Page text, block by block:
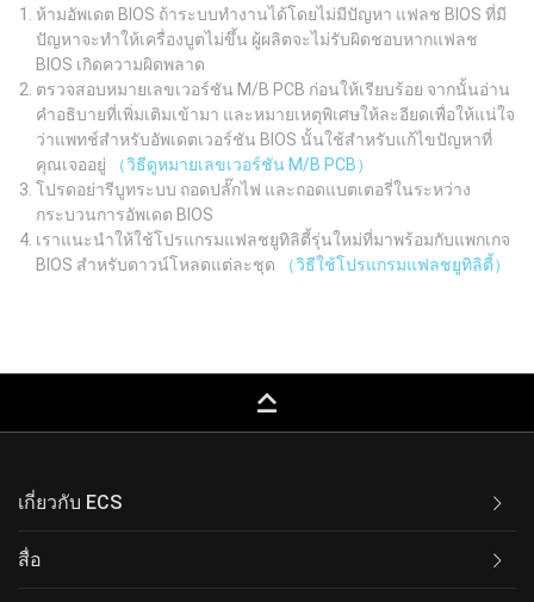
ห้ามอัพเดต BIOS ถ้าระบบทำงานได้โดยไม่มีปัญหา แฟลช BIOS ที่มี
ปัญหาจะทำให้เครื่องบูตไม่ขึ้น ผู้ผลิตจะไม่รับผิดชอบหากแฟลช
BIOS เกิดความผิดพลาด
ตรวจสอบหมายเลขเวอร์ชัน M/B PCB ก่อนให้เรียบร้อย จากนั้นอ่าน
คำอธิบายที่เพิ่มเติมเข้ามา และหมายเหตุพิเศษให้ละอียดเพื่อให้แน่ใจ
ว่าแพทช์สำหรับอัพเดตเวอร์ชัน BIOS นั้นใช้สำหรับแก้ไขปัญหาที่
คุณเจออยู่
（วิธีดูหมายเลขเวอร์ชัน M/B PCB）
โปรดอย่ารีบูทระบบ ถอดปลั๊กไฟ และถอดแบตเตอรี่ในระหว่าง
กระบวนการอัพเดต BIOS
เราแนะนำให้ใช้โปรแกรมแฟลชยูทิลิตี้รุ่นใหม่ที่มาพร้อมกับแพกเกจ
BIOS สำหรับดาวน์โหลดแต่ละชุด
（วิธีใช้โปรแกรมแฟลชยูทิลิตี้）
keyboard_capslock
เกี่ยวกับ ECS
สื่อ